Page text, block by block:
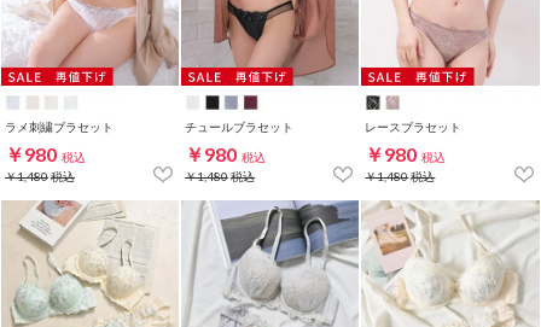
ラメ刺繍ブラセット
￥980 税込
￥1,480税込
チュールブラセット
￥980 税込
￥1,480税込
レースブラセット
￥980 税込
￥1,480税込